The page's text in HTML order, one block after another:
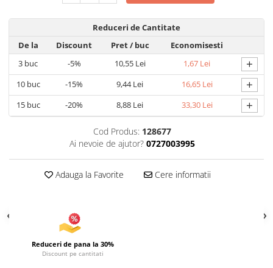
Articole pentru Iluminat
Lampi de veghe
Articole si, Echipamente pentru
Transport şi Ridicat
Pelerine, Umbrele si Accesorii
Videoproiectoare
Reduceri de Cantitate
De la
Discount Pret/ buc
Economisesti
3 buc -5% 10,55 Lei 1,67 Lei +
10buc -15% 9,44 Lei 16,65 Lei +
15buc -20% 8,88 Lei 33,30 Lei +
Cod Produs: 128677
Ai nevoie de ajutor? 0727003995
Adauga la Favorite Cere informatii
Reduceri de pana la 30%
Discount pe cantitati